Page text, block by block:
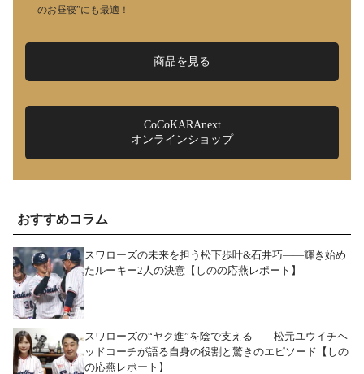
のお昼寝”にも最適！
商品を見る
CoCoKARAnext
オンラインショップ
おすすめコラム
スワローズの未来を担う松下歩叶&石井巧――輝き始め
たルーキー2人の決意【しのの応燕レポート】
スワローズの“ヤク進”を陰で支える――松元ユウイチヘ
ッドコーチが語る自身の役割と驚きのエピソード【しの
の応燕レポート】